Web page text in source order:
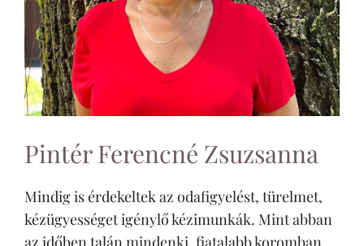
Pintér Ferencné Zsuzsanna
Mindig is érdekeltek az odafigyelést, türelmet,
kézügyességet igénylő kézimunkák. Mint abban
az időben talán mindenki, fiatalabb koromban